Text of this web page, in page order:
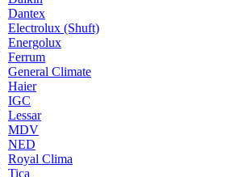
Dantex
Electrolux (Shuft)
Energolux
Ferrum
General Climate
Haier
IGC
Lessar
MDV
NED
Royal Clima
Tica